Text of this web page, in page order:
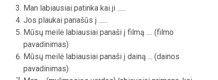
Man labiausiai patinka kai ji ......
Jos plaukai panašūs į ......
Mūsų meilė labiausiai panaši į filmą .... (filmo
pavadinimas)
Mūsų meilė labiausiai panaši į dainą ... (dainos
pavadinimas)